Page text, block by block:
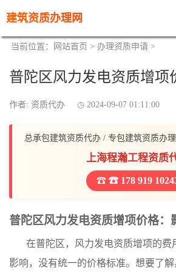
建筑资质办理网
当前位置： 网站首页 > 办理资质申请 >
普陀区风力发电资质增项
作者: 资质代办 2024-09-07 01:11:00
总承包建筑资质代办 / 专包建筑资质办
上海程瀚工程资质
☎ 178 919
普陀区风力发电资质增项价格：
在普陀区，风力发电资质增项的费
影响，没有统一的价格标准。想要了